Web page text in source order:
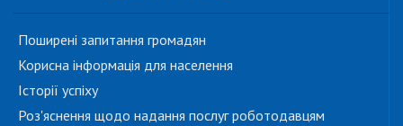
Поширені запитання громадян
Корисна інформація для населення
Історії успіху
Роз'яснення щодо надання послуг роботодавцям